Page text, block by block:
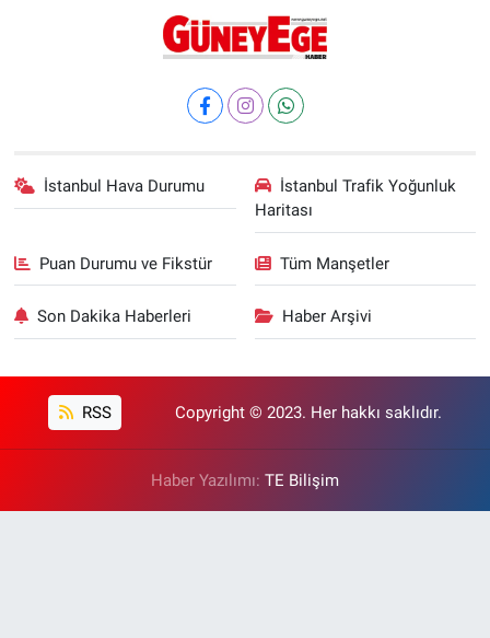
İstanbul Hava Durumu
İstanbul Trafik Yoğunluk
Haritası
Puan Durumu ve Fikstür Tüm Manşetler
Son Dakika Haberleri Haber Arşivi
RSS Copyright © 2023. Her hakkı saklıdır.
Haber Yazılımı: TE Bilişim